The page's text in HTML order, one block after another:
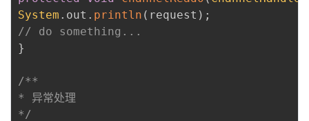
System . out . println ( request ) ;
// do something...
}
/**
* 异常处理
*/